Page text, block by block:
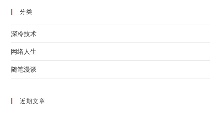
分类
深冷技术
网络人生
随笔漫谈
近期文章